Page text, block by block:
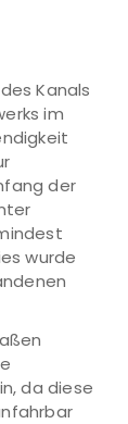
Kanals
im
der
wurde
da diese